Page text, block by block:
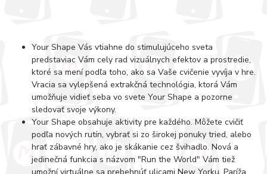
Your Shape Vás vtiahne do stimulujúceho sveta
predstaviac Vám cely rad vizuálnych efektov a prostredie,
ktoré sa mení podľa toho, ako sa Vaše cvičenie vyvíja v hre.
Vracia sa vylepšená extrakčná technológia, ktorá Vám
umožňuje vidieť seba vo svete Your Shape a pozorne
sledovať svoje výkony.
Your Shape obsahuje aktivity pre každého. Môžete cvičiť
podľa nových rutín, vybrať si zo širokej ponuky tried, alebo
hrať zábavné hry, ako je skákanie cez švihadlo. Nová a
jedinečná funkcia s názvom "Run the World" Vám tiež